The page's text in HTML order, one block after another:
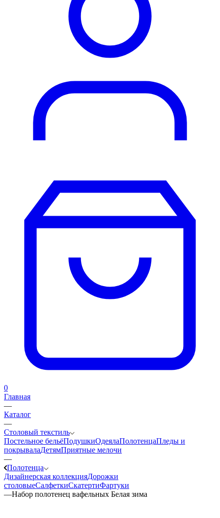
0
Главная
—
Каталог
—
Столовый текстиль
Постельное бельёПодушкиОдеялаПолотенцаПледы и
покрывалаДетямПриятные мелочи
—
Полотенца
Дизайнерская коллекцияДорожки
столовыеСалфеткиСкатертиФартуки
—Набор полотенец вафельных Белая зима